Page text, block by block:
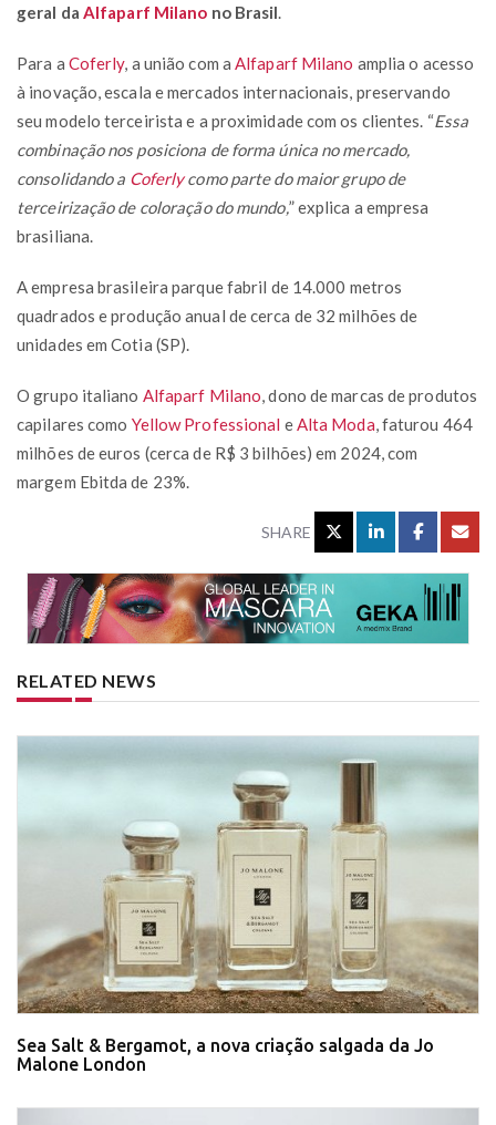
geral da Alfaparf Milano no Brasil
Para a Coferly, a união com a Alfaparf Milano amplia o acesso
à inovação, escala e mercados internacionais, preservando
seu modelo terceirista e a proximidade com os clientes. “Essa
combinação nos posiciona de forma única no mercado,
consolidando a Coferlycomo parte do maior grupo de
terceirização de coloração do mundo,” explica a empresa
brasiliana.
A empresa brasileira parque fabril de 14.000 metros
quadrados e produção anual de cerca de 32 milhões de
unidades em Cotia (SP).
O grupo italiano Alfaparf Milano , dono de marcas de produtos
capilares como Yellow Professional e Alta Moda , faturou 464
milhões de euros (cerca de R$ 3 bilhões) em 2024, com
margem Ebitda de 23%.
SHARE
RELATED NEWS
Sea Salt & Bergamot, a nova criação salgada da Jo
Malone London